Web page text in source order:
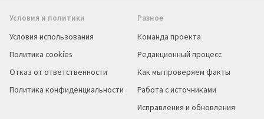
Условия и политики
Условия использования
Политика cookies
Отказ от ответственности
Политика конфиденциальности
Разное
Команда проекта
Редакционный процесс
Как мы проверяем факты
Работа с источниками
Исправления и обновления